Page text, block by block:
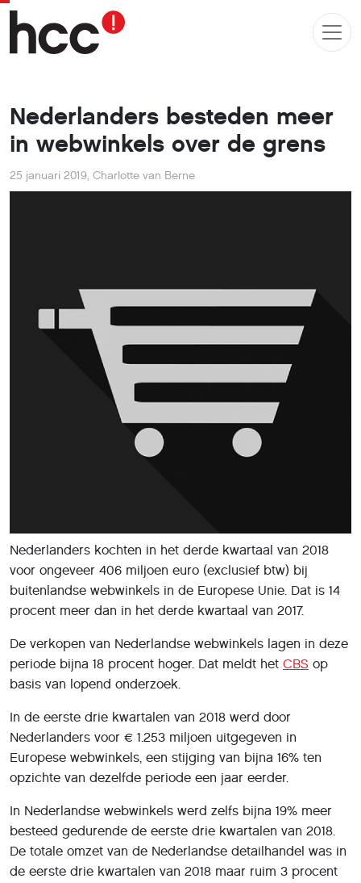
Nederlanders besteden meer
in webwinkels over de grens
25 januari 2019, Charlotte van Berne
Nederlanders kochten in het derde kwartaal van 2018
voor ongeveer 406 miljoen euro (exclusief btw) bij
buitenlandse webwinkels in de Europese Unie. Dat is 14
procent meer dan in het derde kwartaal van 2017.
De verkopen van Nederlandse webwinkels lagen in deze
periode bijna 18 procent hoger. Dat meldt het CBS op
basis van lopend onderzoek.
In de eerste drie kwartalen van 2018 werd door
Nederlanders voor € 1.253 miljoen uitgegeven in
Europese webwinkels, een stijging van bijna 16% ten
opzichte van dezelfde periode een jaar eerder.
In Nederlandse webwinkels werd zelfs bijna 19% meer
besteed gedurende de eerste drie kwartalen van 2018.
De totale omzet van de Nederlandse detailhandel was in
de eerste drie kwartalen van 2018 maar ruim 3 procent